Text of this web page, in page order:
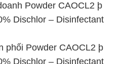
Powder CAOCL2 þ
Dischlor – Disinfectant
phối Powder CAOCL2 þ
Dischlor – Disinfectant